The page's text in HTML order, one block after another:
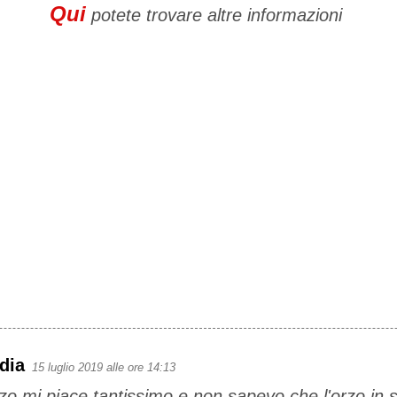
Qui potete trovare altre informazioni
15 luglio 2019 alle ore 14:13